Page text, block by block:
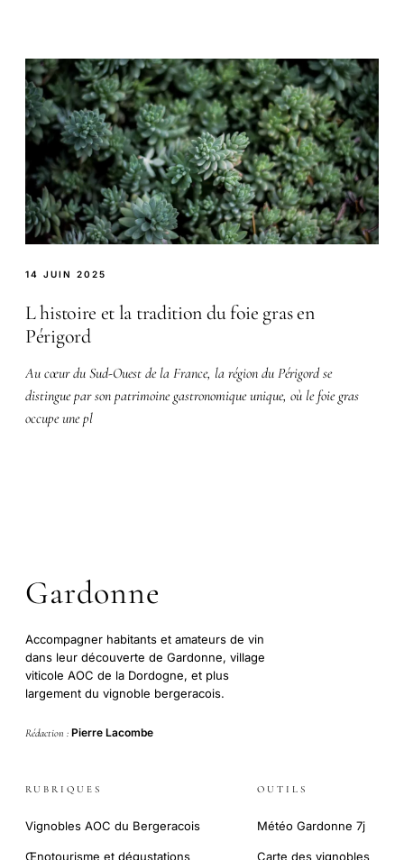
14 JUIN 2025
L histoire et la tradition du foie gras en
Périgord
Au cœur du Sud-Ouest de la France, la région du Périgord se
distingue par son patrimoine gastronomique unique, où le foie gras
occupe une pl
Gardonne
Accompagner habitants et amateurs de vin
dans leur découverte de Gardonne, village
viticole AOC de la Dordogne, et plus
largement du vignoble bergeracois.
Rédaction : Pierre Lacombe
RUBRIQUES
Vignobles AOC du Bergeracois
Œnotourisme et dégustations
OUTILS
Météo Gardonne 7j
Carte des vignobles